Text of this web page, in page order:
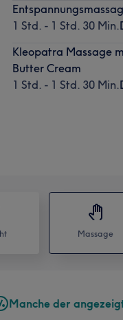
1 Std. - 1 Std. 30 Min.
Kleopatra Massage
Butter Cream
1 Std. - 1 Std. 30 Min.
Massage
Manche der